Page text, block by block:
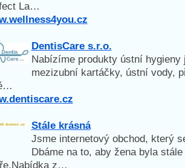
La…
DentisCare s.r.o.
Nabízíme produkty ústní
mezizubní kartáčky, ústní vody,
Stále krásná
Jsme internetový obchod, který
Dbáme na to, aby žena byla
z…